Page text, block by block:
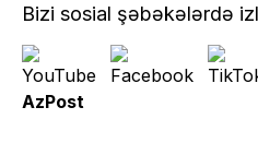
Bizi sosial şəbəkələrdə
AzPost